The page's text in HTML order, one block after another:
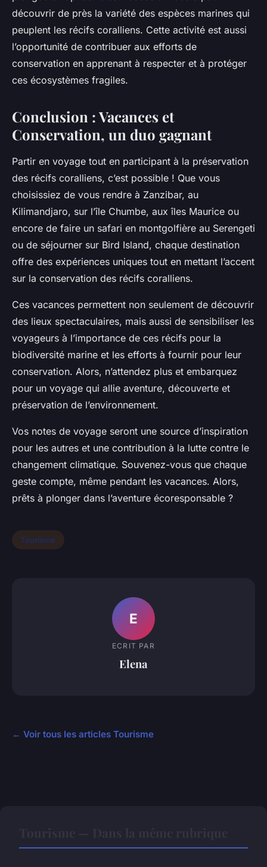
découvrir de près la variété des espèces marines qui
peuplent les récifs coralliens. Cette activité est aussi
l’opportunité de contribuer aux efforts de
conservation en apprenant à respecter et à protéger
ces écosystèmes fragiles.
Conclusion : Vacances et
Conservation, un duo gagnant
Partir en voyage tout en participant à la préservation
des récifs coralliens, c’est possible ! Que vous
choisissiez de vous rendre à Zanzibar, au
Kilimandjaro, sur l’île Chumbe, aux îles Maurice ou
encore de faire un safari en montgolfière au Serengeti
ou de séjourner sur Bird Island, chaque destination
offre des expériences uniques tout en mettant l’accent
sur la conservation des récifs coralliens.
Ces vacances permettent non seulement de découvrir
des lieux spectaculaires, mais aussi de sensibiliser les
voyageurs à l’importance de ces récifs pour la
biodiversité marine et les efforts à fournir pour leur
conservation. Alors, n’attendez plus et embarquez
pour un voyage qui allie aventure, découverte et
préservation de l’environnement.
Vos notes de voyage seront une source d’inspiration
pour les autres et une contribution à la lutte contre le
changement climatique. Souvenez-vous que chaque
geste compte, même pendant les vacances. Alors,
prêts à plonger dans l’aventure écoresponsable ?
Tourisme
E
ECRIT PAR
Elena
← Voir tous les articles Tourisme